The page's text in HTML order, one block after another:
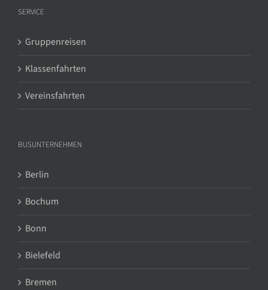
SERVICE
Gruppenreisen
Klassenfahrten
Vereinsfahrten
BUSUNTERNEHMEN
Berlin
Bochum
Bonn
Bielefeld
Bremen